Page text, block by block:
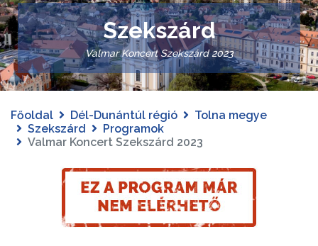
Szekszárd
Valmar Koncert Szekszárd 2023
Főoldal Dél-Dunántúl régió
Tolna megye
Szekszárd
Programok
Valmar Koncert Szekszárd 2023